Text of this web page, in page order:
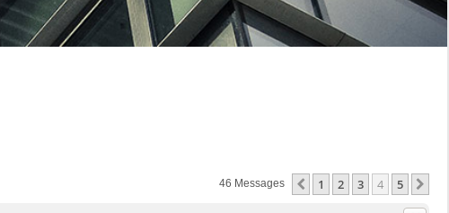
46 Messages Précédente
1 2 3 4 5